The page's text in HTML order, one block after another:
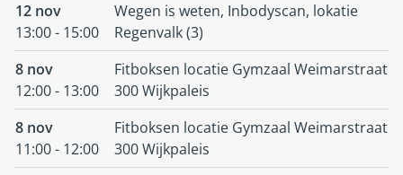
12 nov
13:00 - 15:00
Wegen is weten, Inbodyscan, lokatie
Regenvalk (3)
8 nov
12:00 - 13:00
Fitboksen locatie Gymzaal Weimarstraat
300 Wijkpaleis
8 nov
11:00 - 12:00
Fitboksen locatie Gymzaal Weimarstraat
300 Wijkpaleis